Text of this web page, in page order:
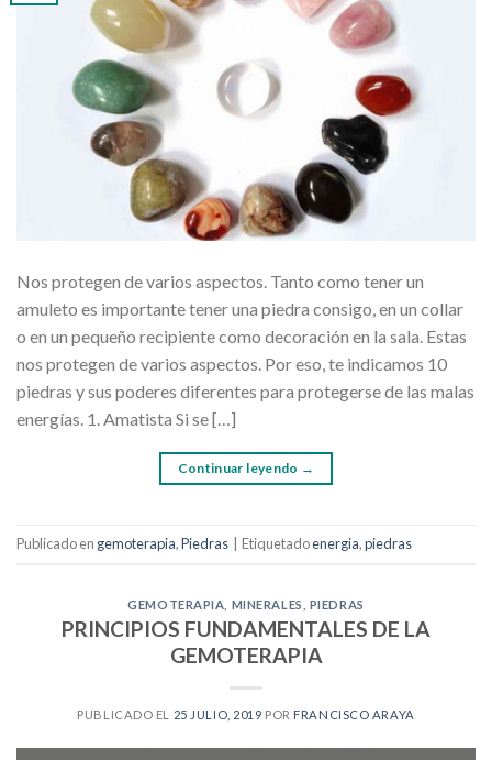
Nos protegen de varios aspectos. Tanto como tener un
amuleto es importante tener una piedra consigo, en un collar
o en un pequeño recipiente como decoración en la sala. Estas
nos protegen de varios aspectos. Por eso, te indicamos 10
piedras y sus poderes diferentes para protegerse de las malas
energías. 1. Amatista Si se […]
Continuar leyendo →
Publicado en gemoterapia,Piedras Etiquetadoenergia,piedras
GEMOTERAPIA MINERALES PIEDRAS
PRINCIPIOS FUNDAMENTALES DE LA
GEMOTERAPIA
PUBLICADO EL 25 JULIO, 2019 POR FRANCISCO ARAYA